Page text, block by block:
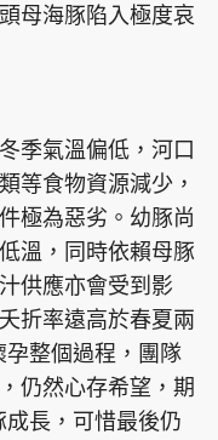
母海豚陷入極度哀
季氣溫偏低，河口
等食物資源減少，
極為惡劣。幼豚尚
溫，同時依賴母豚
供應亦會受到影
折率遠高於春夏兩
整個過程，團隊
仍然心存希望，期
長，可惜最後仍